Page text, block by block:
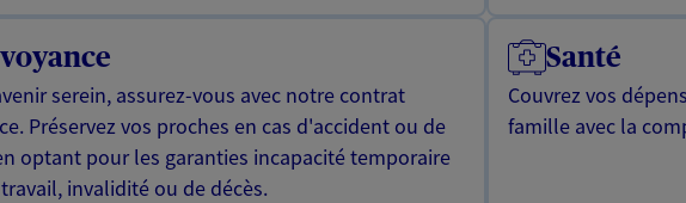
serein, assurez-vous avec notre contrat
Préservez vos proches en cas d'accident ou de
optant pour les garanties incapacité temporaire
invalidité ou de décès.
Santé
Couvrez vos
famille avec la